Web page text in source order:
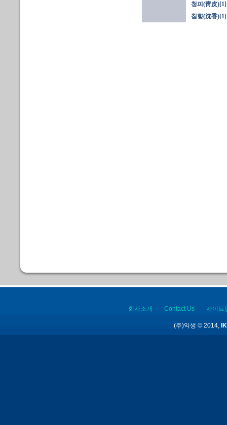
청피(靑皮)[1]
침향(沈香)[1]
회사소개 Contact Us 사이트
(주)익생 © 2014,